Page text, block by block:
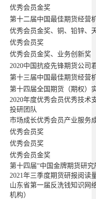
优秀会员金奖
第十二届中国最佳期货经营
优秀会员金奖、铜、铅锌、
优秀会员奖
优秀会员金奖、业务创新奖
2020中国抗疫先锋期货公司
第十三届中国最佳期货经营
第十四届全国期货（期权）
2020年度优秀会员优秀技术
投研团队
市场成长优秀会员产业服务
优秀会员奖
优秀会员奖
优秀会员金奖
第十四届“中国金牌期货研究
2021年三季度期货研报阅读
山东省第一届反洗钱知识网
机构）